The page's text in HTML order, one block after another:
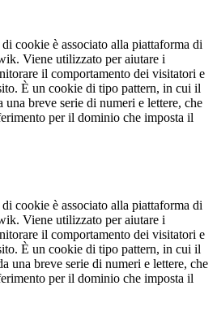
cookie è associato alla piattaforma di
Viene utilizzato per aiutare i
il comportamento dei visitatori e
È un cookie di tipo pattern, in cui il
breve serie di numeri e lettere, che
per il dominio che imposta il
cookie è associato alla piattaforma di
Viene utilizzato per aiutare i
il comportamento dei visitatori e
È un cookie di tipo pattern, in cui il
una breve serie di numeri e lettere, che
per il dominio che imposta il